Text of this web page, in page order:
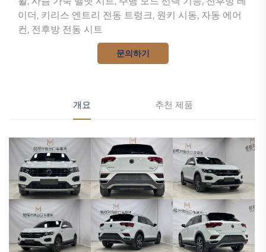
이더, 키리스 엔트리 전동 트렁크, 원키 시동, 자동 에어
컨, 전후방 전동 시트
문의하기
개요 추천 제품